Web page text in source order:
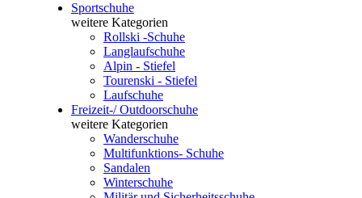
Sportschuhe
weitere Kategorien
Rollski -Schuhe
Langlaufschuhe
Alpin - Stiefel
Tourenski - Stiefel
Laufschuhe
Freizeit-/ Outdoorschuhe
weitere Kategorien
Wanderschuhe
Multifunktions- Schuhe
Sandalen
Winterschuhe